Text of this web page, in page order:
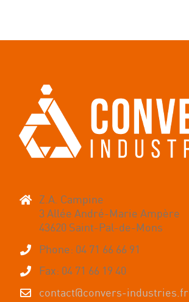
Z.A. Campine
3 Allée André-Marie Ampère
43620 Saint-Pal-de-Mons
Phone: 04 71 66 66 91
Fax: 04 71 66 19 40
contact@convers-industries.fr